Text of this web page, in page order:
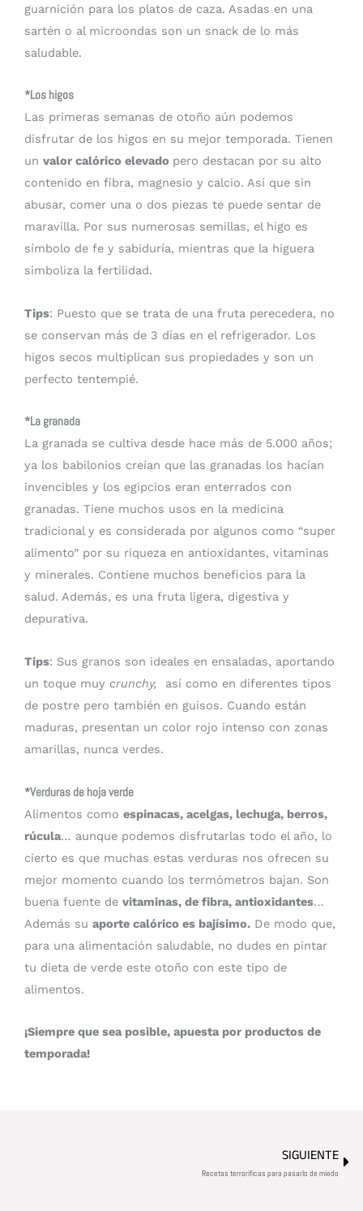
guarnición para los platos de caza. Asadas en una
sartén o al microondas son un snack de lo más
saludable.
*Los higos
Las primeras semanas de otoño aún podemos
disfrutar de los higos en su mejor temporada. Tienen
un valor calórico elevado pero destacan por su alto
contenido en fibra, magnesio y calcio. Así que sin
abusar, comer una o dos piezas te puede sentar de
maravilla. Por sus numerosas semillas, el higo es
símbolo de fe y sabiduría, mientras que la higuera
simboliza la fertilidad.
Tips: Puesto que se trata de una fruta perecedera, no
se conservan más de 3 días en el refrigerador. Los
higos secos multiplican sus propiedades y son un
perfecto tentempié.
*La granada
La granada se cultiva desde hace más de 5.000 años;
ya los babilonios creían que las granadas los hacían
invencibles y los egipcios eran enterrados con
granadas. Tiene muchos usos en la medicina
tradicional y es considerada por algunos como “super
alimento” por su riqueza en antioxidantes, vitaminas
y minerales. Contiene muchos beneficios para la
salud. Además, es una fruta ligera, digestiva y
depurativa.
Tips: Sus granos son ideales en ensaladas, aportando
un toque muy crunchy, así como en diferentes tipos
de postre pero también en guisos. Cuando están
maduras, presentan un color rojo intenso con zonas
amarillas, nunca verdes.
*Verduras de hoja verde
Alimentos como espinacas, acelgas, lechuga, berros,
rúcula… aunque podemos disfrutarlas todo el año, lo
cierto es que muchas estas verduras nos ofrecen su
mejor momento cuando los termómetros bajan. Son
buena fuente de vitaminas, de fibra, antioxidantes…
Además su aporte calórico es bajísimo. De modo que,
para una alimentación saludable, no dudes en pintar
tu dieta de verde este otoño con este tipo de
alimentos.
¡Siempre que sea posible, apuesta por productos de
temporada!
SIGUIENTE
Recetas terroríficas para pasarlo de miedo